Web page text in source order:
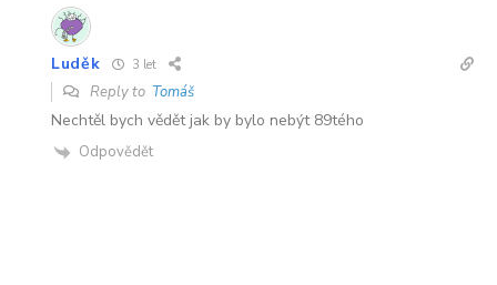
Luděk 3 let
Reply to Tomáš
Nechtěl bych vědět jak by bylo nebýt 89tého
Odpovědět